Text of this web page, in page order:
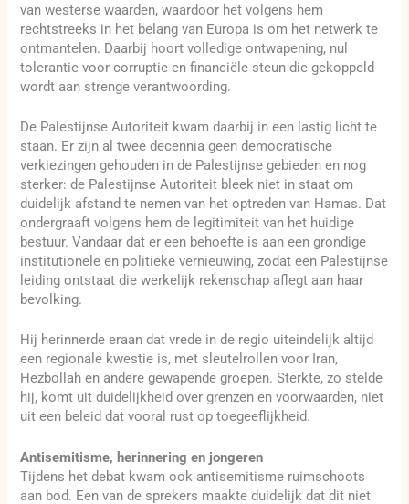
van westerse waarden, waardoor het volgens hem
rechtstreeks in het belang van Europa is om het netwerk te
ontmantelen. Daarbij hoort volledige ontwapening, nul
tolerantie voor corruptie en financiële steun die gekoppeld
wordt aan strenge verantwoording.
De Palestijnse Autoriteit kwam daarbij in een lastig licht te
staan. Er zijn al twee decennia geen democratische
verkiezingen gehouden in de Palestijnse gebieden en nog
sterker: de Palestijnse Autoriteit bleek niet in staat om
duidelijk afstand te nemen van het optreden van Hamas. Dat
ondergraaft volgens hem de legitimiteit van het huidige
bestuur. Vandaar dat er een behoefte is aan een grondige
institutionele en politieke vernieuwing, zodat een Palestijnse
leiding ontstaat die werkelijk rekenschap aflegt aan haar
bevolking.
Hij herinnerde eraan dat vrede in de regio uiteindelijk altijd
een regionale kwestie is, met sleutelrollen voor Iran,
Hezbollah en andere gewapende groepen. Sterkte, zo stelde
hij, komt uit duidelijkheid over grenzen en voorwaarden, niet
uit een beleid dat vooral rust op toegeeflijkheid.
Antisemitisme, herinnering en jongeren
Tijdens het debat kwam ook antisemitisme ruimschoots
aan bod. Een van de sprekers maakte duidelijk dat dit niet